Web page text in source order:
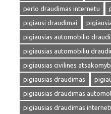
perlo draudimas internetu
pigiausi draudimai
pigiausias automobilio
pigiausias automobiliu
pigiausias civilines
pigiausias draudimas
pigiausias draudimas
pigiausias draudimas